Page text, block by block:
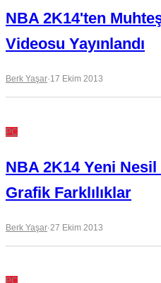
NBA 2K14'ten
Videosu Yayınlandı
Berk Yaşar·17 Ekim 2013
PC
NBA 2K14 Yeni
Grafik Farklılıklar
Berk Yaşar·27 Ekim 2013
PC